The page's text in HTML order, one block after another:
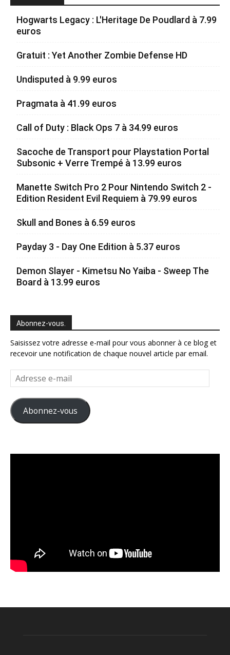
Hogwarts Legacy : L'Heritage De Poudlard à 7.99
euros
Gratuit : Yet Another Zombie Defense HD
Undisputed à 9.99 euros
Pragmata à 41.99 euros
Call of Duty : Black Ops 7 à 34.99 euros
Sacoche de Transport pour Playstation Portal
Subsonic + Verre Trempé à 13.99 euros
Manette Switch Pro 2 Pour Nintendo Switch 2 -
Edition Resident Evil Requiem à 79.99 euros
Skull and Bones à 6.59 euros
Payday 3 - Day One Edition à 5.37 euros
Demon Slayer - Kimetsu No Yaiba - Sweep The
Board à 13.99 euros
Abonnez-vous.
Saisissez votre adresse e-mail pour vous abonner à ce blog et
recevoir une notification de chaque nouvel article par email.
Adresse
e-
mail
Abonnez-vous